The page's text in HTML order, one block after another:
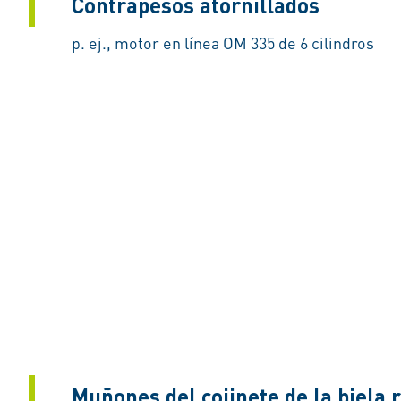
p. ej., motor en línea OM 335 de 6 cilindros